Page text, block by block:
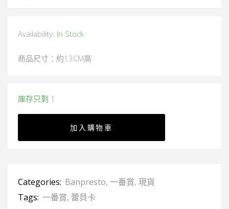
Availability: In Stock
商品尺寸：約13CM高
庫存只剩 1
加入購物車
Categories: Banpresto, 一番賞, 現貨
Tags: 一番賞, 蕾貝卡